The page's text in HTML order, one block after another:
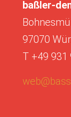
baßler-
97070
T +49 931